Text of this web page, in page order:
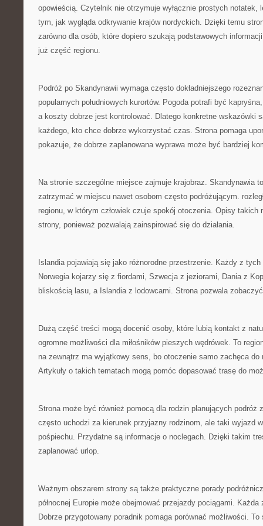
opowieścią. Czytelnik nie otrzymuje wyłącznie prostych notatek,
tym, jak wygląda odkrywanie krajów nordyckich. Dzięki temu
zarówno dla osób, które dopiero szukają podstawowych
już część regionu.
Podróż po Skandynawii wymaga często dokładniejszego
popularnych południowych kurortów. Pogoda potrafi być
a koszty dobrze jest kontrolować. Dlatego konkretne wskazówki
każdego, kto chce dobrze wykorzystać czas. Strona pomaga
pokazuje, że dobrze zaplanowana wyprawa może być bardziej
Na stronie szczególne miejsce zajmuje krajobraz. Skandynawia
zatrzymać w miejscu nawet osobom często podróżującym.
regionu, w którym człowiek czuje spokój otoczenia. Opisy
strony, ponieważ pozwalają zainspirować się do działania.
Islandia pojawiają się jako różnorodne przestrzenie. Każdy z
Norwegia kojarzy się z fiordami, Szwecja z jeziorami, Dania z
bliskością lasu, a Islandia z lodowcami. Strona pozwala
Dużą część treści mogą docenić osoby, które lubią kontakt z
ogromne możliwości dla miłośników pieszych wędrówek. To
na zewnątrz ma wyjątkowy sens, bo otoczenie samo zachęca do
Artykuły o takich tematach mogą pomóc dopasować trasę do
Strona może być również pomocą dla rodzin planujących podróż
często uchodzi za kierunek przyjazny rodzinom, ale taki wyjazd
pośpiechu. Przydatne są informacje o noclegach. Dzięki takim
zaplanować urlop.
Ważnym obszarem strony są także praktyczne porady
północnej Europie może obejmować przejazdy pociągami.
Dobrze przygotowany poradnik pomaga porównać możliwości.